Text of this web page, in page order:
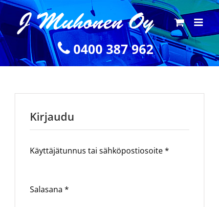
0400 387 962
Kirjaudu
Käyttäjätunnus tai sähköpostiosoite*
Salasana *